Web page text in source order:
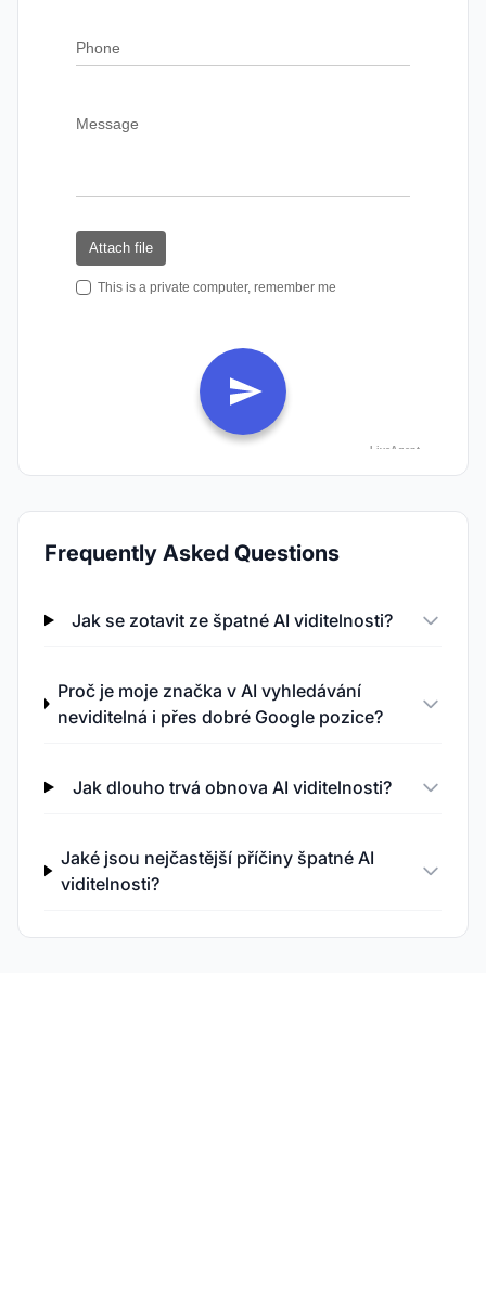
Frequently Asked Questions
Jak se zotavit ze špatné AI viditelnosti?
Proč je moje značka v AI vyhledávání
neviditelná i přes dobré Google pozice?
Jak dlouho trvá obnova AI viditelnosti?
Jaké jsou nejčastější příčiny špatné AI
viditelnosti?